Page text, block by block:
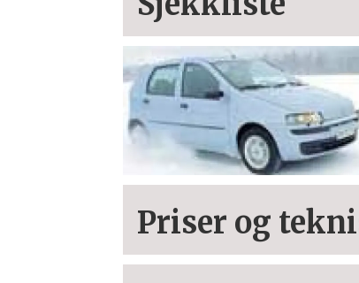
Priser og